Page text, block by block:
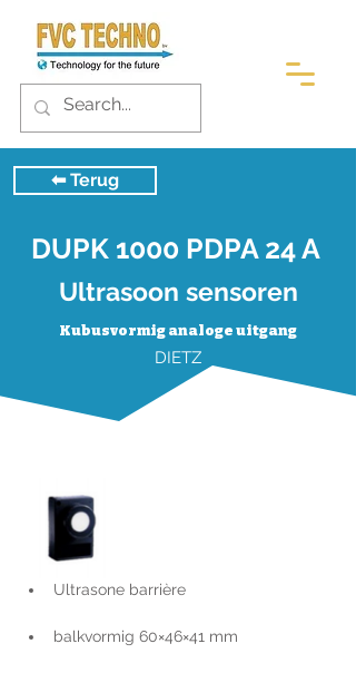
⬅︎ Terug
DUPK 1000 PDPA 24 A
Ultrasoon sensoren
Kubusvormig analoge uitgang
DIETZ
Ultrasone barrière
balkvormig 60×46×41 mm